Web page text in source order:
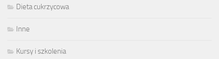
Dieta cukrzycowa
Inne
Kursy i szkolenia